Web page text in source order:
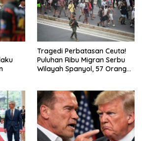
Tragedi Perbatasan Ceuta!
Puluhan Ribu Migran Serbu
Wilayah Spanyol, 57 Orang